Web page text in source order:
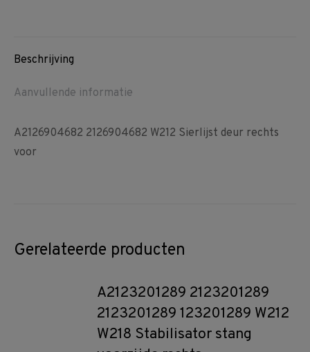
Beschrijving
Aanvullende informatie
A2126904682 2126904682 W212 Sierlijst deur rechts
voor
Gerelateerde producten
A2123201289 2123201289
2123201289 123201289 W212
W218 Stabilisator stang